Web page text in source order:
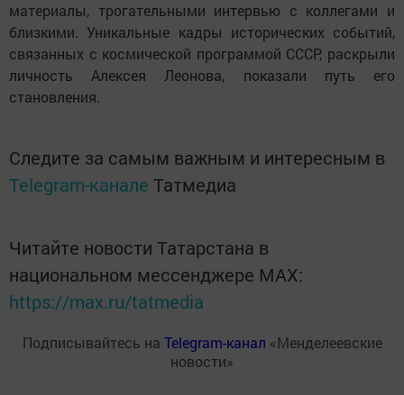
материалы, трогательными интервью с коллегами и
близкими. Уникальные кадры исторических событий,
связанных с космической программой СССР, раскрыли
личность Алексея Леонова, показали путь его
становления.
Следите за самым важным и интересным в
Telegram-канале Татмедиа
Читайте новости Татарстана в
национальном мессенджере MАХ:
https://max.ru/tatmedia
Подписывайтесь на Telegram-канал «Менделеевские
новости»